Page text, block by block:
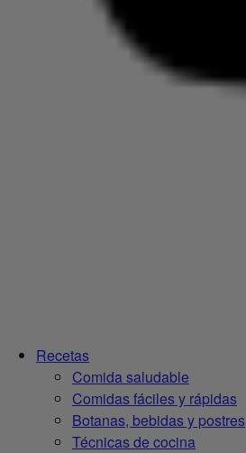
Recetas
Comida saludable
Comidas fáciles y rápidas
Botanas, bebidas y postres
Técnicas de cocina